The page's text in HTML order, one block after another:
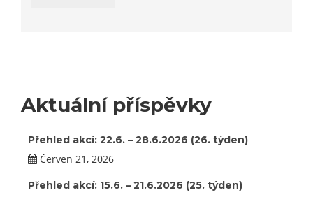
Aktuální příspěvky
Přehled akcí: 22.6. – 28.6.2026 (26. týden)
Červen 21, 2026
Přehled akcí: 15.6. – 21.6.2026 (25. týden)